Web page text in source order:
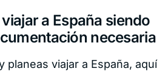
a España siendo
necesaria
planeas viajar a España, aquí